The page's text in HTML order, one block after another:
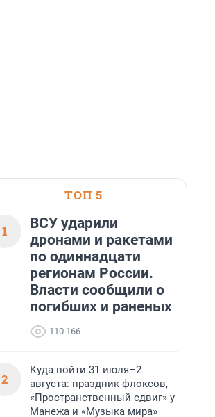
ТОП 5
1
ВСУ ударили
дронами и ракетами
по одиннадцати
регионам России.
Власти сообщили о
погибших и раненых
110 166
2
Куда пойти 31 июля–2
августа: праздник флоксов,
«Пространственный сдвиг» у
Манежа и «Музыка мира»